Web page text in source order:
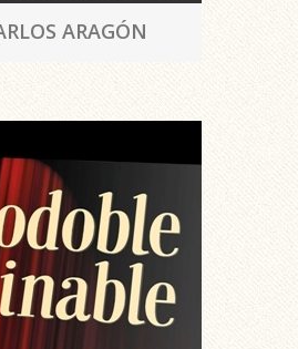
ARAGÓN